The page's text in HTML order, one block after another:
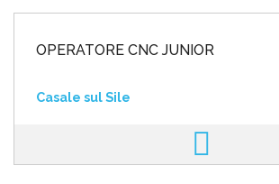
OPERATORE CNC JUNIOR
Casale sul Sile